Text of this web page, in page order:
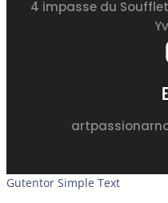
4 impasse du
Gutentor Simple Text